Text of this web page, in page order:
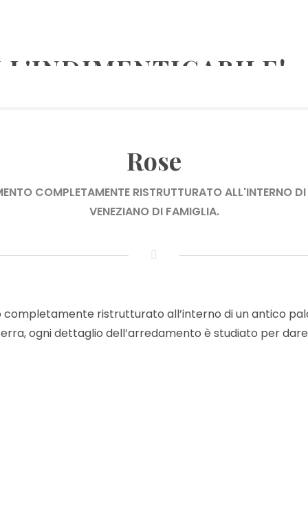
L'INDIMENTICABILE!
Rose
COMPLETAMENTE RISTRUTTURATO ALL'INTERNO
VENEZIANO DI FAMIGLIA.
ristrutturato all’interno di un antico
ogni dettaglio dell’arredamento è studiato per